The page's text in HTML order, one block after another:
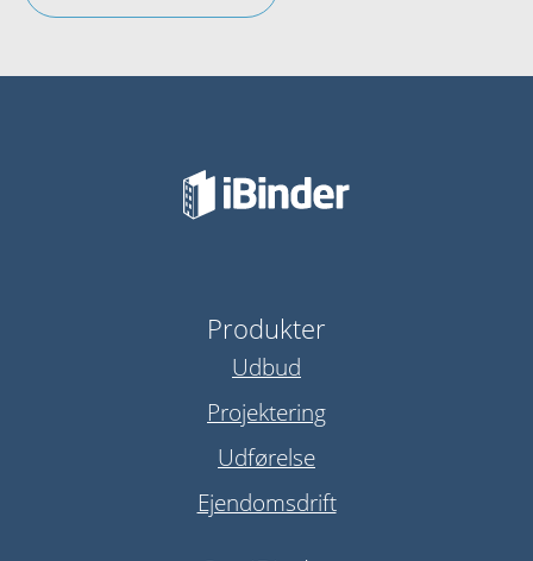
Produkter
Udbud
Projektering
Udførelse
Ejendomsdrift